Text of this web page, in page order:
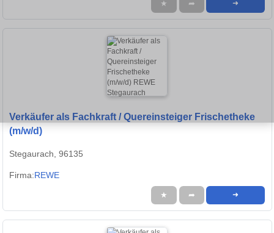
★ ➦ ➜
Verkäufer als Fachkraft / Quereinsteiger Frischetheke
(m/w/d)
Stegaurach, 96135
Firma:REWE
★ ➦ ➜